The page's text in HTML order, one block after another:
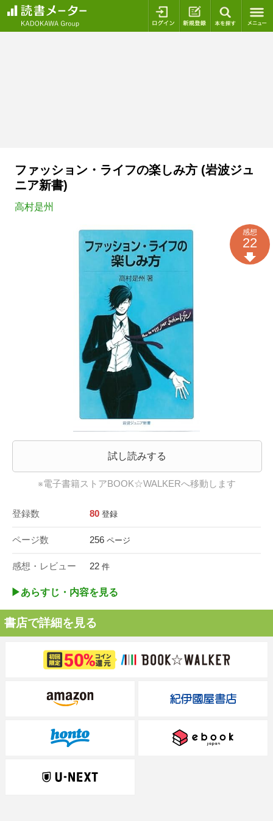
ログイン 新規登録
ファッション・ライフの楽しみ方 (岩波ジュ
ニア新書)
高村是州
試し読みする
※電子書籍ストアBOOK☆WALKERへ移動します
登録数 80 登録
ページ数 256 ページ
感想・レビュー 22 件
感想
22
▶︎あらすじ・内容を見る
書店で詳細を見る